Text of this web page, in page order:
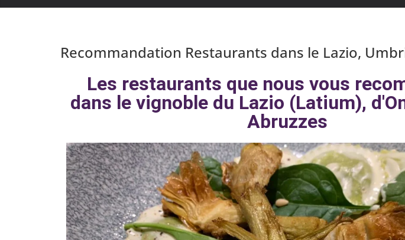
Recommandation Restaurants dans le Lazio,
Les restaurants que nous vous
dans le vignoble du Lazio (Latium),
Abruzzes